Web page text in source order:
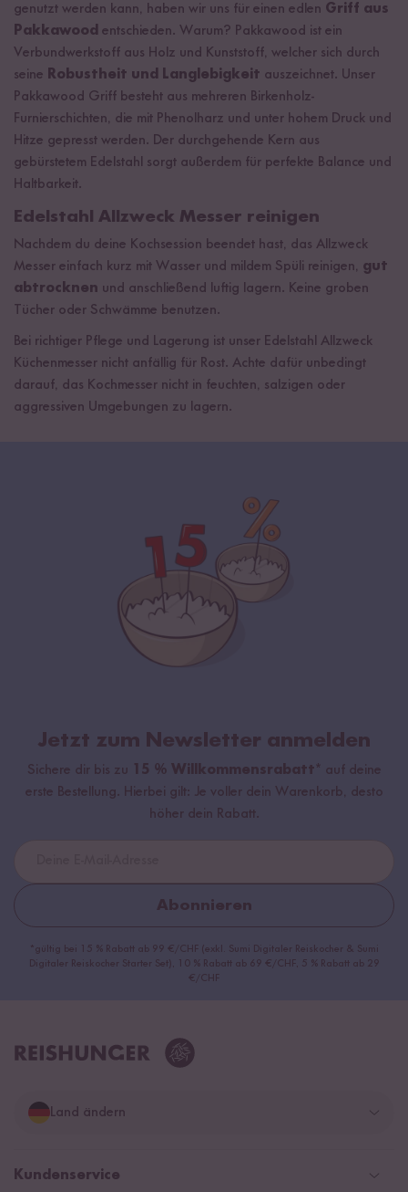
genutzt werden kann, haben wir uns für einen edlen Griff aus
Pakkawood entschieden. Warum? Pakkawood ist ein
Verbundwerkstoff aus Holz und Kunststoff, welcher sich durch
seine Robustheit und Langlebigkeit auszeichnet. Unser
Pakkawood Griff besteht aus mehreren Birkenholz-
Furnierschichten, die mit Phenolharz und unter hohem Druck und
Hitze gepresst werden. Der durchgehende Kern aus
gebürstetem Edelstahl sorgt außerdem für perfekte Balance und
Haltbarkeit.
Edelstahl Allzweck Messer reinigen
Nachdem du deine Kochsession beendet hast, das Allzweck
Messer einfach kurz mit Wasser und mildem Spüli reinigen, gut
abtrocknen und anschließend luftig lagern. Keine groben
Tücher oder Schwämme benutzen.
Bei richtiger Pflege und Lagerung ist unser Edelstahl Allzweck
Küchenmesser nicht anfällig für Rost. Achte dafür unbedingt
darauf, das Kochmesser nicht in feuchten, salzigen oder
aggressiven Umgebungen zu lagern.
Jetzt zum Newsletter anmelden
Sichere dir bis zu 15 % Willkommensrabatt* auf deine
erste Bestellung. Hierbei gilt: Je voller dein Warenkorb, desto
höher dein Rabatt.
Abonnieren
*gültig bei 15 % Rabatt ab 99 €/CHF (exkl. Sumi Digitaler Reiskocher & Sumi
Digitaler Reiskocher Starter Set), 10 % Rabatt ab 69 €/CHF, 5 % Rabatt ab 29
€/CHF
Land ändern
Deutschland
Kundenservice